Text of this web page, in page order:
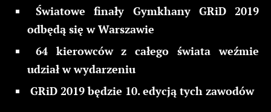
Światowe finały Gymkhany GRiD 2019
odbędą się w Warszawie
64 kierowców z całego świata weźmie
udział w wydarzeniu
GRiD 2019 będzie 10. edycją tych zawodów